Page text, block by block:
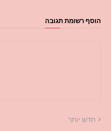
הוסף רשומת תגובה
חדש יותר